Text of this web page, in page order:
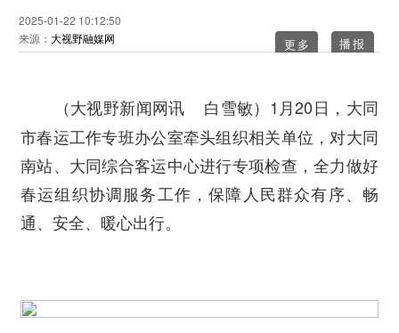
2025-01-22 10:12:50
来源： 大视野融媒网 更多
（大视野新闻网讯 白雪敏） 1月20日，大同
市春运工作专班办公室牵头组织相关单位，对大同
南站、大同综合客运中心进行专项检查，全力做好
春运组织协调服务工作，保障人民群众有序、畅
通、安全、暖心出行。